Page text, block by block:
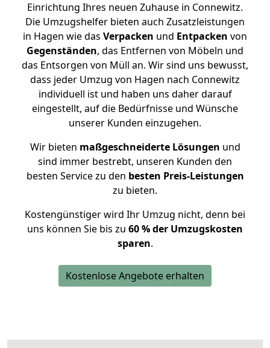
Einrichtung Ihres neuen Zuhause in Connewitz.
Die Umzugshelfer bieten auch Zusatzleistungen
in Hagen wie das Verpacken und Entpacken von
Gegenständen, das Entfernen von Möbeln und
das Entsorgen von Müll an. Wir sind uns bewusst,
dass jeder Umzug von Hagen nach Connewitz
individuell ist und haben uns daher darauf
eingestellt, auf die Bedürfnisse und Wünsche
unserer Kunden einzugehen.
Wir bieten maßgeschneiderte Lösungen und
sind immer bestrebt, unseren Kunden den
besten Service zu den besten Preis-Leistungen
zu bieten.
Kostengünstiger wird Ihr Umzug nicht, denn bei
uns können Sie bis zu 60 % der Umzugskosten
sparen.
Kostenlose Angebote erhalten